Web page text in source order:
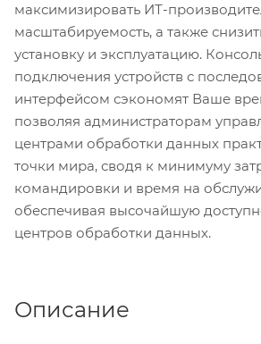
максимизировать ИТ-
масштабируемость, а также
установку и эксплуатацию.
подключения устройств с
интерфейсом сэкономят Ваше
позволяя администраторам
центрами обработки данных
точки мира, сводя к минимуму
командировки и время на
обеспечивая высочайшую
центров обработки данных.
Описание